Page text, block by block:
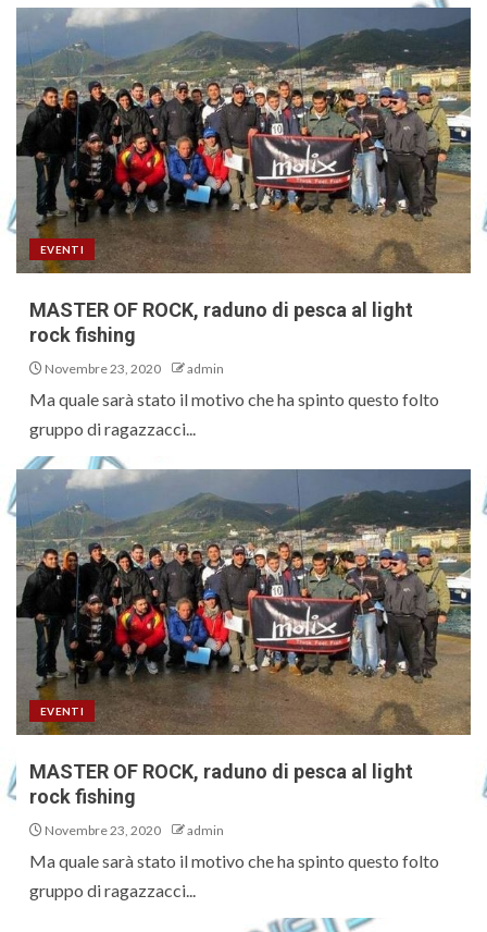
EVENTI
MASTER OF ROCK, raduno di pesca al light
rock fishing
Novembre 23, 2020 admin
Ma quale sarà stato il motivo che ha spinto questo folto
gruppo di ragazzacci...
EVENTI
MASTER OF ROCK, raduno di pesca al light
rock fishing
Novembre 23, 2020 admin
Ma quale sarà stato il motivo che ha spinto questo folto
gruppo di ragazzacci...